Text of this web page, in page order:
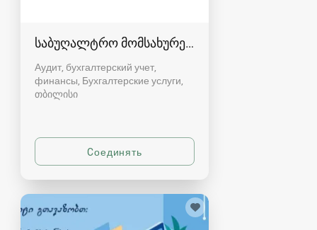
საბუღალტრო მომსახურება
Аудит, бухгалтерский учет,
финансы, Бухгалтерские услуги
თბილისი